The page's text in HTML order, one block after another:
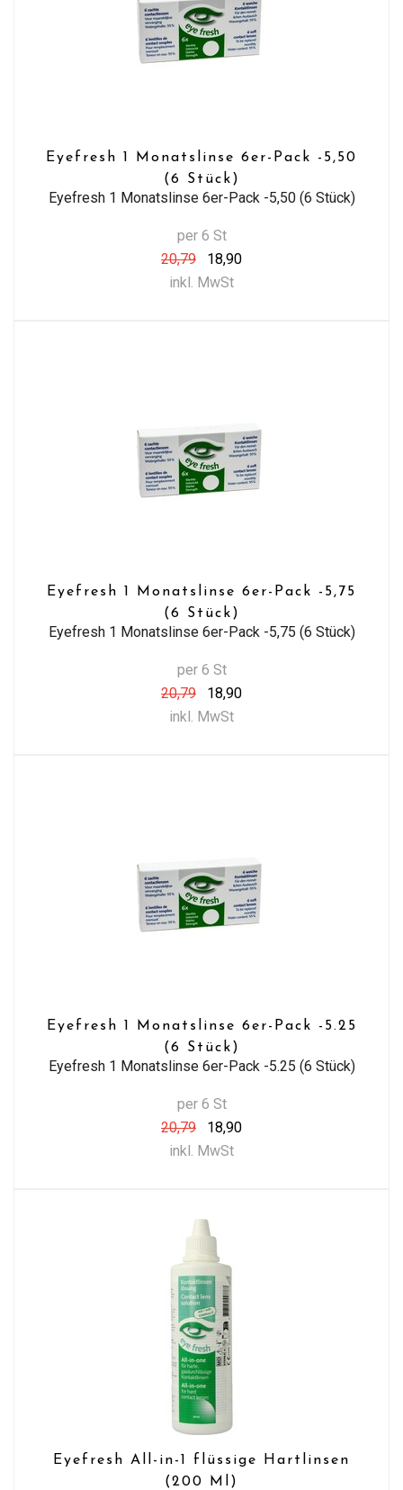
Eyefresh 1 Monatslinse 6er-Pack -5,50
(6 Stück)
Eyefresh 1 Monatslinse 6er-Pack -5,50 (6 Stück)
per 6 St
20,79
18,90
inkl. MwSt
Eyefresh 1 Monatslinse 6er-Pack -5,75
(6 Stück)
Eyefresh 1 Monatslinse 6er-Pack -5,75 (6 Stück)
per 6 St
20,79
18,90
inkl. MwSt
Eyefresh 1 Monatslinse 6er-Pack -5.25
(6 Stück)
Eyefresh 1 Monatslinse 6er-Pack -5.25 (6 Stück)
per 6 St
20,79
18,90
inkl. MwSt
Eyefresh All-in-1 flüssige Hartlinsen
(200 Ml)